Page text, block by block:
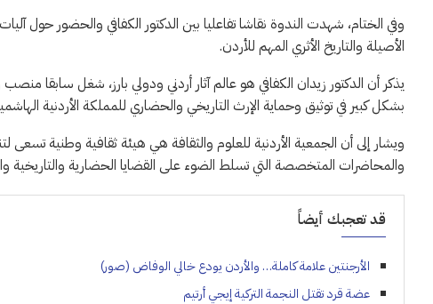
وفي الختام، شهدت الندوة نقاشا تفاعليا بين الدكتور الكفافي والحضور حول
الأصيلة والتاريخ الأثري المهم للأردن.
يذكر أن الدكتور زيدان الكفافي هو عالم آثار أردني ودولي بارز، شغل
بشكل كبير في توثيق وحماية الإرث التاريخي والحضاري للمملكة الأردنية
ويشار إلى أن الجمعية الأردنية للعلوم والثقافة هي هيئة ثقافية وطنية
والمحاضرات المتخصصة التي تسلط الضوء على القضايا الحضارية والتاريخية
قد تعجبك أيضاً
الأرجنتين علامة كاملة… والأردن يودع خالي الوفاض (صور)
عضة قرد تقتل النجمة التركية إيجي أرتيم